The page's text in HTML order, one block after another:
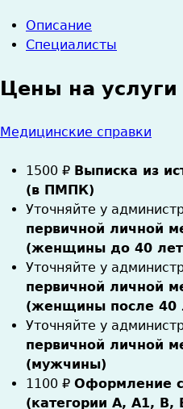
Описание
Специалисты
Цены на услуги
Медицинские справки
1500 ₽ Выписка из
(в ПМПК)
Уточняйте у
первичной личной
(женщины до 40
Уточняйте у
первичной личной
(женщины после 40
Уточняйте у
первичной личной
(мужчины)
1100 ₽ Оформление
(категории А, А1, В,